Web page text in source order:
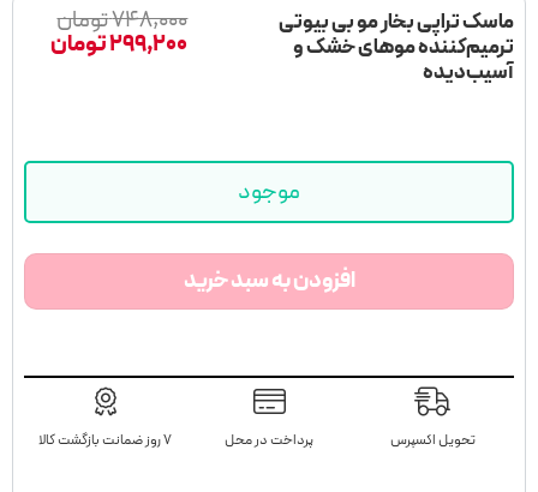
ماسک تراپی بخار مو بی بیوتی
ترمیم‌کننده موهای خشک و
آسیب‌دیده
۷۴۸,۰۰۰تومان
قیمت
اصلی۲۹۹,۲۰۰تومان
قیمت
فعلی
موجود
افزودن به سبد خرید
تحویل اکسپرس پرداخت در محل ۷ روز ضمانت بازگشت کالا